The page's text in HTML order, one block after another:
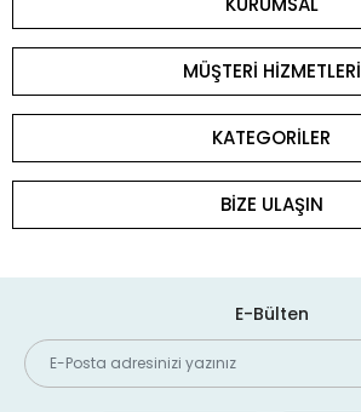
MÜŞTERİ HİZMETLERİ
KATEGORİLER
BİZE ULAŞIN
E-Bülten